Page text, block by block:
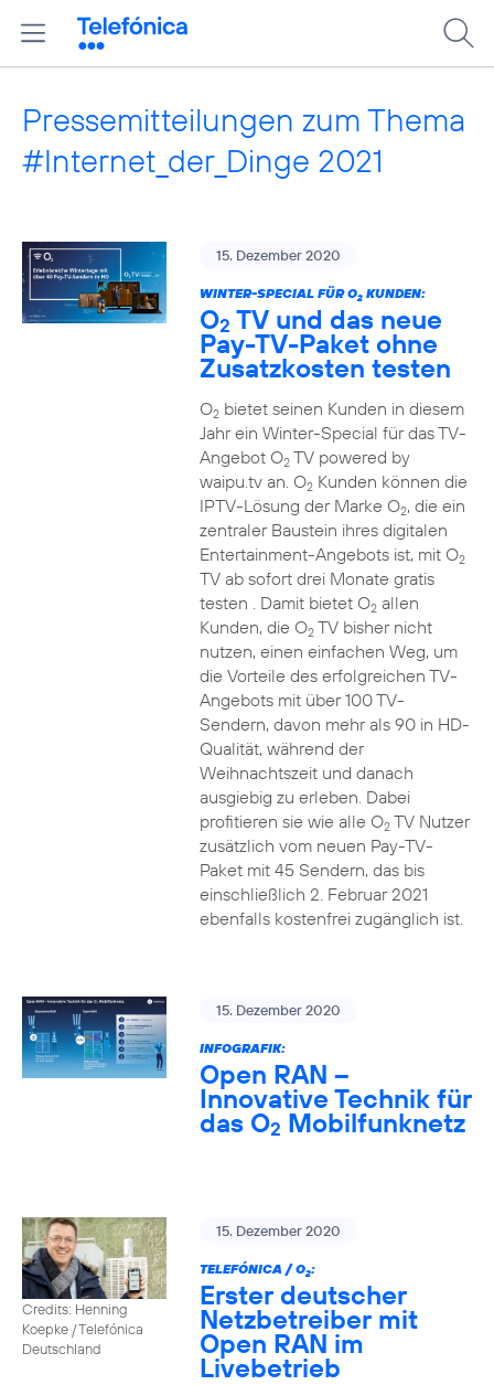
Pressemitteilungen zum Thema
#Internet_der_Dinge 2021
15. Dezember 2020
WINTER-SPECIAL FÜR O2KUNDEN:
O2 TV und das neue
Pay-TV-Paket ohne
Zusatzkosten testen
O2bietet seinen Kunden in diesem
Jahr ein Winter-Special für das TV-
Angebot O2TV powered by
waipu.tv an. O2Kunden können die
IPTV-Lösung der Marke O2, die ein
zentraler Baustein ihres digitalen
Entertainment-Angebots ist, mit O2
TV ab sofort drei Monate gratis
testen . Damit bietet O2allen
Kunden, die O2TV bisher nicht
nutzen, einen einfachen Weg, um
die Vorteile des erfolgreichen TV-
Angebots mit über 100 TV-
Sendern, davon mehr als 90 in HD-
Qualität, während der
Weihnachtszeit und danach
ausgiebig zu erleben. Dabei
profitieren sie wie alle O2TV Nutzer
zusätzlich vom neuen Pay-TV-
Paket mit 45 Sendern, das bis
einschließlich 2. Februar 2021
ebenfalls kostenfrei zugänglich ist.
15. Dezember 2020
INFOGRAFIK:
Open RAN –
Innovative Technik für
das O2 Mobilfunknetz
Credits: Henning
Koepke / Telefónica
Deutschland
15. Dezember 2020
TELEFÓNICA / O2:
Erster deutscher
Netzbetreiber mit
Open RAN im
Livebetrieb